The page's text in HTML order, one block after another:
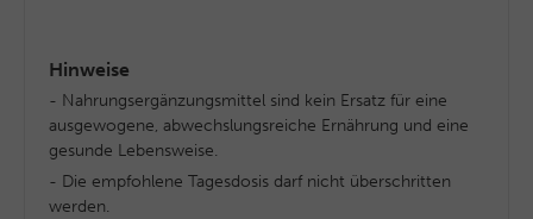
Hinweise
- Nahrungsergänzungsmittel sind kein Ersatz für eine
ausgewogene, abwechslungsreiche Ernährung und eine
gesunde Lebensweise.
- Die empfohlene Tagesdosis darf nicht überschritten
werden.